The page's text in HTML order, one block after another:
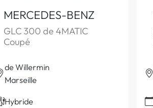
MERCEDES-BENZ
GLC 300 de 4MATIC
Coupé
de Willermin
Marseille
Hybride